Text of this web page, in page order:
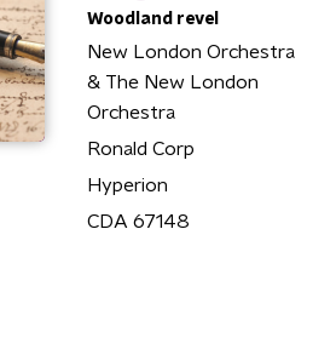
Woodland revel
New London Orchestra
& The New London
Orchestra
Ronald Corp
Hyperion
CDA 67148